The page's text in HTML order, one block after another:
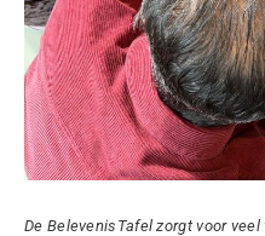
De BelevenisTafel zorgt voor